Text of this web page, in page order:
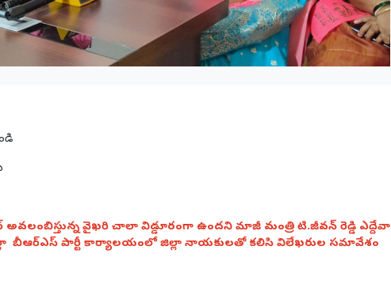
వైఖరి చాలా విడ్డూరంగా ఉందని మాజీ మంత్రి టి.జీవన్ రెడ్డి ఎద్దేవా
బీఆర్ఎస్ పార్టీ కార్యాలయంలో జిల్లా నాయకులతో కలిసి విలేఖరుల సమావేశం